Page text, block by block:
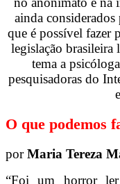
ainda
que é possível fazer
legislação brasileira
tema a
pesquisadoras do
O que podemos
porMaria Tereza
“Foi um horror